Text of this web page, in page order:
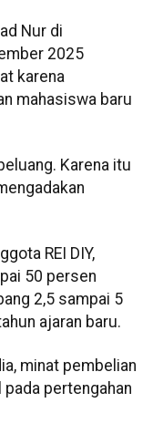
Nur di
2025
karena
mahasiswa baru
Karena itu
REI DIY,
50 persen
2,5 sampai 5
ajaran baru.
minat pembelian
pertengahan